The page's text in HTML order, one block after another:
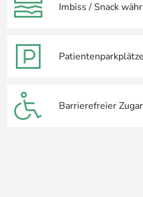
Imbiss / Snack
Patientenparkplätze
Barrierefreier